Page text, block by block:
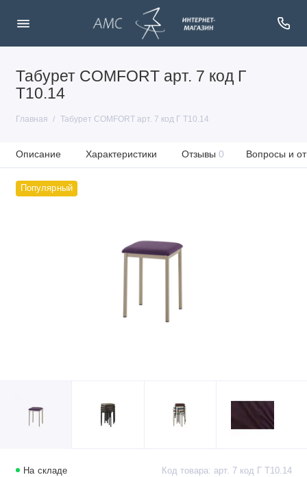
Табурет COMFORT арт. 7 код Г
Т10.14
Главная Табурет COMFORT арт. 7 код Г Т10.14
Описание Характеристики Отзывы 0 Вопросы и
Популярный
На складе Код товара: арт. 7 код Г Т10.14